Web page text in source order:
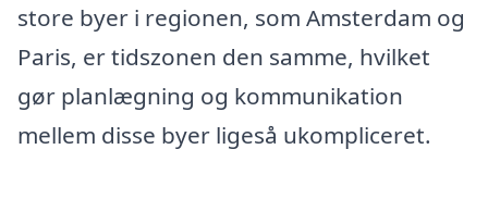
store byer i regionen, som Amsterdam og
Paris, er tidszonen den samme, hvilket
gør planlægning og kommunikation
mellem disse byer ligeså ukompliceret.